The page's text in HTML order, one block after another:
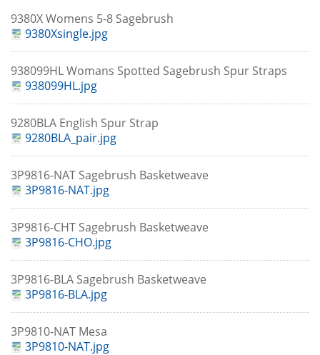
9380X Womens 5-8 Sagebrush
9380Xsingle.jpg
938099HL Womans Spotted Sagebrush Spur Straps
938099HL.jpg
9280BLA English Spur Strap
9280BLA_pair.jpg
3P9816-NAT Sagebrush Basketweave
3P9816-NAT.jpg
3P9816-CHT Sagebrush Basketweave
3P9816-CHO.jpg
3P9816-BLA Sagebrush Basketweave
3P9816-BLA.jpg
3P9810-NAT Mesa
3P9810-NAT.jpg